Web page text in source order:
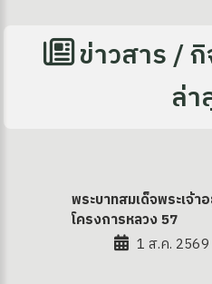
ข่าวสาร /
ล่า
พระบาทสมเด็จพระเจ้า
โครงการหลวง 57
1 ส.ค.